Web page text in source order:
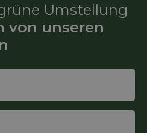
Umstellung
von unseren